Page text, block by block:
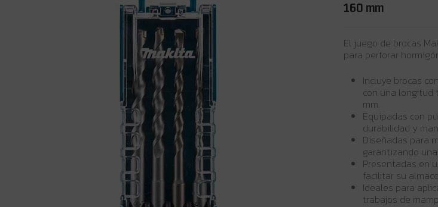
160 mm
El juego de brocas
para perforar
Incluye brocas
con una longitud
mm.
Equipadas con
durabilidad y
Diseñadas para
garantizando
Presentadas en
facilitar su
Ideales para
trabajos de